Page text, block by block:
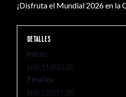
¡Disfruta el Mundial 2026 en la
DETALLES
Inicio:
julio 11@23:00
Finaliza:
julio 12@01:00